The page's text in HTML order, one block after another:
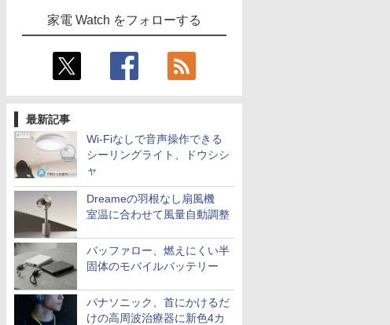
家電 Watch をフォローする
最新記事
Wi-Fiなしで音声操作できる
シーリングライト、ドウシシ
ャ
Dreameの羽根なし扇風機
室温に合わせて風量自動調整
バッファロー、燃えにくい半
固体のモバイルバッテリー
パナソニック、首にかけるだ
けの高周波治療器に新色4カ